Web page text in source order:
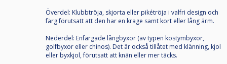
Överdel: Klubbtröja, skjorta eller pikétröja i valfri design och
färg förutsatt att den har en krage samt kort eller lång ärm.
Nederdel: Enfärgade långbyxor (av typen kostymbyxor,
golfbyxor eller chinos). Det är också tillåtet med klänning, kjol
eller byxkjol, förutsatt att knän eller mer täcks.